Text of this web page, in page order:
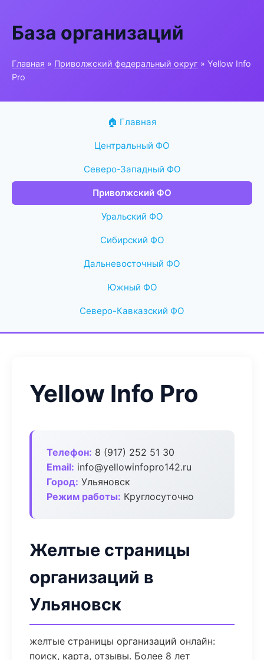
База организаций
Главная » Приволжский федеральный округ » Yellow Info
Pro
🏠 Главная
Центральный ФО
Северо-Западный ФО
Приволжский ФО
Уральский ФО
Сибирский ФО
Дальневосточный ФО
Южный ФО
Северо-Кавказский ФО
Yellow Info Pro
Телефон: 8 (917) 252 51 30
Email: info@yellowinfopro142.ru
Город: Ульяновск
Режим работы: Круглосуточно
Желтые страницы
организаций в
Ульяновск
желтые страницы организаций онлайн:
поиск, карта, отзывы. Более 8 лет